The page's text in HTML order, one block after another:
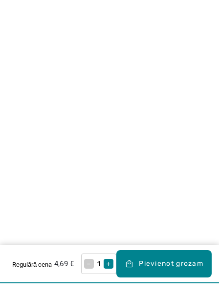
Regulārā cena 4,69 € – + Pievienot grozam